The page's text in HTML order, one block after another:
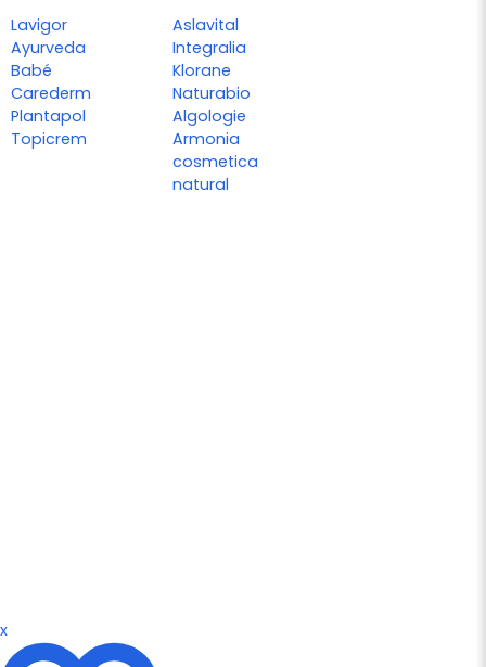
Lavigor
Ayurveda
Babé
Carederm
Plantapol
Topicrem
Aslavital
Integralia
Klorane
Naturabio
Algologie
Armonia
cosmetica
natural
x